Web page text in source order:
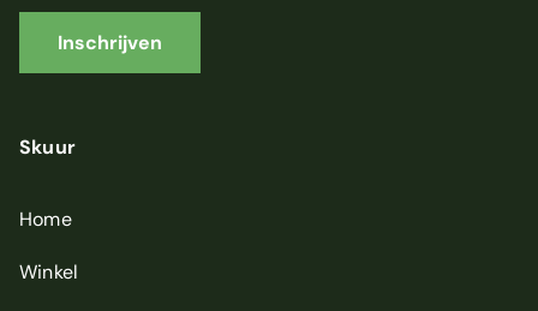
a
l
r
e
Inschrijven
Skuur
Home
Winkel